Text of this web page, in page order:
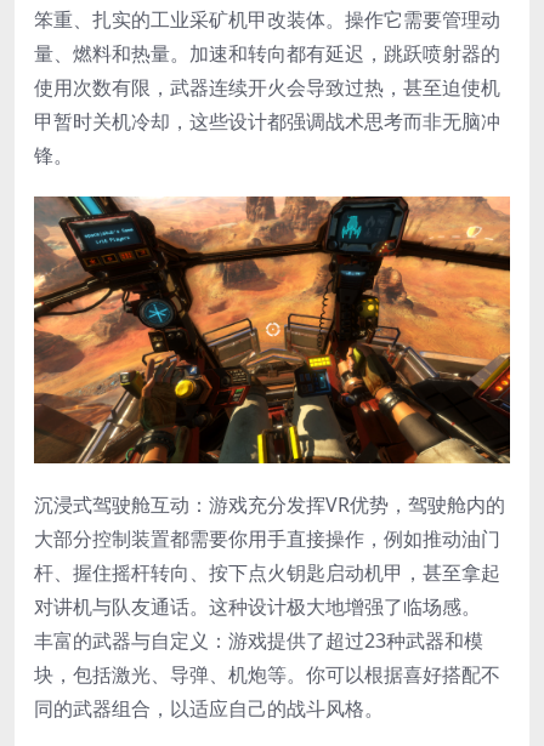
笨重、扎实的工业采矿机甲改装体。操作它需要管理动
量、燃料和热量​。加速和转向都有延迟，跳跃喷射器的
使用次数有限，武器连续开火会导致过热，甚至迫使机
甲暂时关机冷却，这些设计都强调战术思考而非无脑冲
锋。
​沉浸式驾驶舱互动​：游戏充分发挥VR优势，驾驶舱内的
大部分控制装置都需要你用手直接操作，例如推动油门
杆、握住摇杆转向、按下点火钥匙启动机甲，甚至拿起
对讲机与队友通话。这种设计极大地增强了临场感。
​丰富的武器与自定义​：游戏提供了超过23种武器和模
块，包括激光、导弹、机炮等。你可以根据喜好搭配不
同的武器组合，以适应自己的战斗风格。